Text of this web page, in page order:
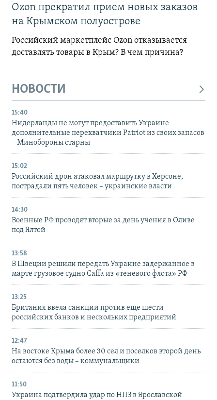
Ozon прекратил прием новых заказов
на Крымском полуострове
Российский маркетплейс Ozon отказывается
доставлять товары в Крым? В чем причина?
НОВОСТИ
15:40
Нидерланды не могут предоставить Украине
дополнительные перехватчики Patriot из своих запасов
– Минобороны старны
15:02
Российский дрон атаковал маршрутку в Херсоне,
пострадали пять человек – украинские власти
14:30
Военные РФ проводят вторые за день учения в Оливе
под Ялтой
13:58
В Швеции решили передать Украине задержанное в
марте грузовое судно Caffa из «теневого флота» РФ
13:25
Британия ввела санкции против еще шести
российских банков и нескольких предприятий
12:47
На востоке Крыма более 30 сел и поселков второй день
остаются без воды – коммунальщики
11:50
Украина подтвердила удар по НПЗ в Ярославской